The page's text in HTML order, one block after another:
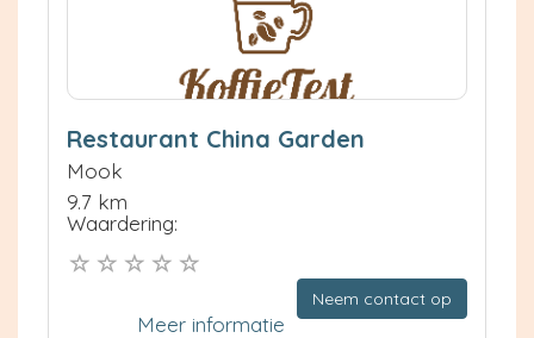
Restaurant China Garden
Mook
9.7 km
Waardering:
Neem contact op
Meer informatie